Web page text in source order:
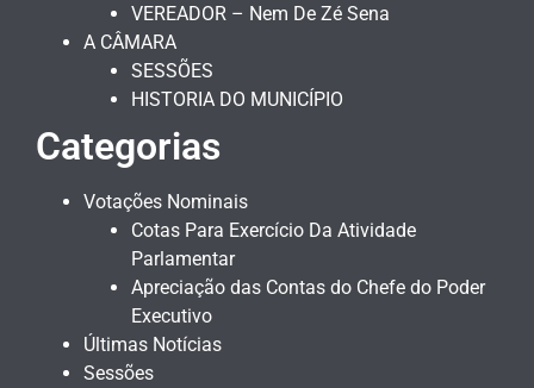
VEREADOR – Nem De Zé Sena
A CÂMARA
SESSÕES
HISTORIA DO MUNICÍPIO
Categorias
Votações Nominais
Cotas Para Exercício Da Atividade
Parlamentar
Apreciação das Contas do Chefe do Poder
Executivo
Últimas Notícias
Sessões